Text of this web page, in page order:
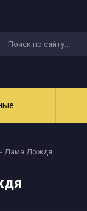
- Дама Дождя